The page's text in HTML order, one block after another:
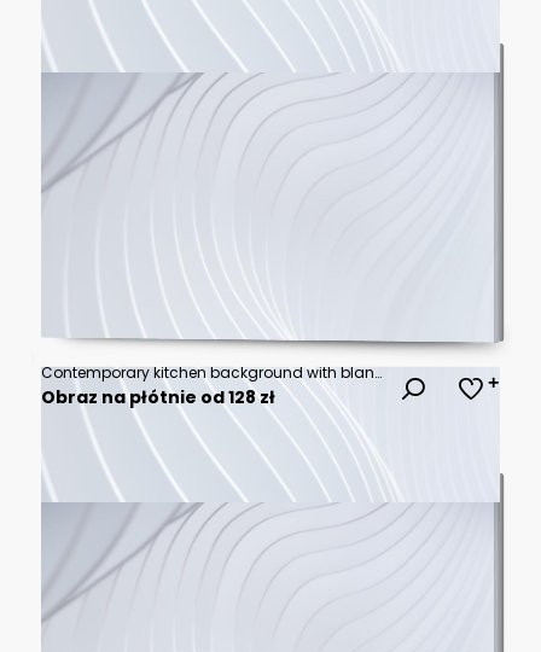
Contemporary kitchen background with blank space for a text
Obraz na płótnie od 128 zł